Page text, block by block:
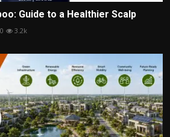
Guide to a Healthier Scalp
0 3.2k